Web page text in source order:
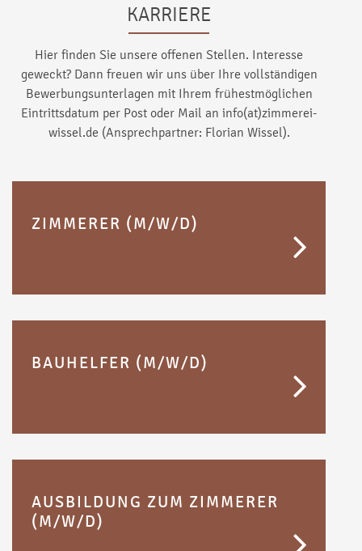
KARRIERE
Hier finden Sie unsere offenen Stellen. Interesse
geweckt? Dann freuen wir uns über Ihre vollständigen
Bewerbungsunterlagen mit Ihrem frühestmöglichen
Eintrittsdatum per Post oder Mail an info(at)zimmerei-
wissel.de (Ansprechpartner: Florian Wissel).
ZIMMERER (M/W/D)
BAUHELFER (M/W/D)
AUSBILDUNG ZUM ZIMMERER
(M/W/D)